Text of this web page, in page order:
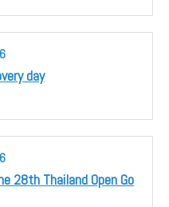
day
Thailand Open Go